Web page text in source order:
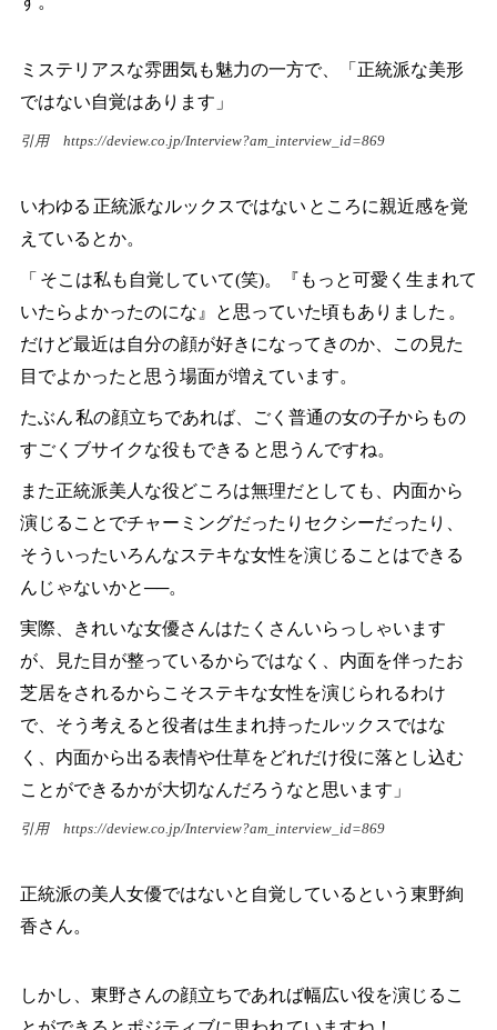
ミステリアスな雰囲気も魅力の一方で、「正統派な美形
ではない自覚はあります」
引用 https://deview.co.jp/Interview?am_interview_id=869
いわゆる 正統派なルックスではない ところに親近感を覚
えているとか。
「 そこは私も自覚していて(笑)。『もっと可愛く生まれて
いたらよかったのにな』と思っていた頃もありました 。
だけど最近は自分の顔が好きになってきのか、この見た
目でよかったと思う場面が増えています。
たぶん私の顔立ちであれば、ごく普通の女の子からもの
すごくブサイクな役もできる と思うんですね。
また正統派美人な役どころは無理だとしても、内面から
演じることでチャーミングだったりセクシーだったり、
そういったいろんなステキな女性を演じることはできる
んじゃないかと──。
実際、きれいな女優さんはたくさんいらっしゃいます
が、見た目が整っているからではなく、内面を伴ったお
芝居をされるからこそステキな女性を演じられるわけ
で、そう考えると役者は生まれ持ったルックスではな
く、内面から出る表情や仕草をどれだけ役に落とし込む
ことができるかが大切なんだろうなと思います」
引用 https://deview.co.jp/Interview?am_interview_id=869
正統派の美人女優ではないと自覚しているという東野絢
香さん。
しかし、東野さんの顔立ちであれば幅広い役を演じるこ